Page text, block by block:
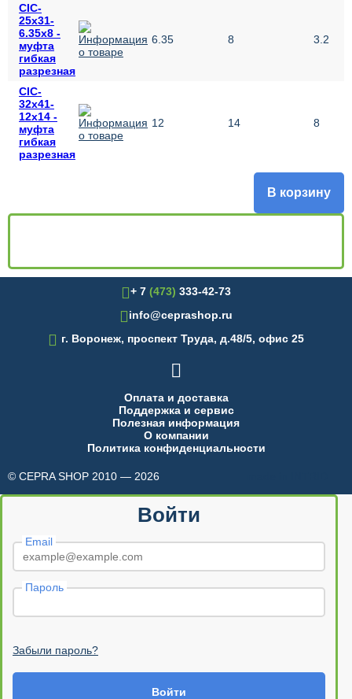
CIC-
25х31-
6.35х8 -
муфта
гибкая
разрезная
6.35 8 3.2
CIC-
32х41-
12х14 -
муфта
гибкая
разрезная
12 14 8
В корзину
+ 7 (473) 333-42-73
info@ceprashop.ru
 г. Воронеж, проспект Труда, д.48/5, офис 25

Оплата и доставка
Поддержка и сервис
Полезная информация
О компании
Политика конфиденциальности
© CEPRA SHOP 2010 — 2026
Войти
Email
Пароль
Забыли пароль?
Войти